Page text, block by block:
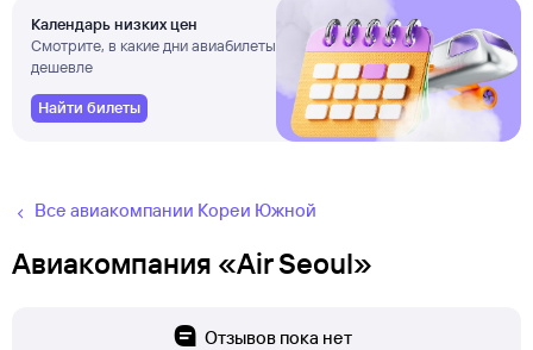
Календарь низких цен
Смотрите, в какие дни авиабилеты
дешевле
Найти билеты
Все авиакомпании Кореи Южной
Авиакомпания «Air Seoul»
Отзывов пока нет